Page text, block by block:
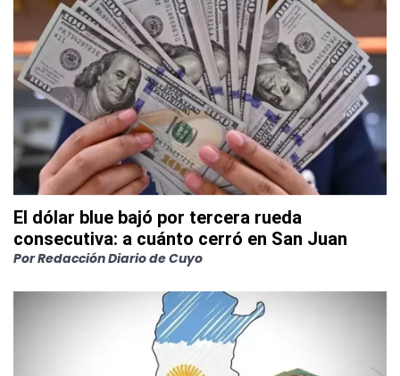
El dólar blue bajó por tercera rueda
consecutiva: a cuánto cerró en San Juan
PorRedacción Diario de Cuyo